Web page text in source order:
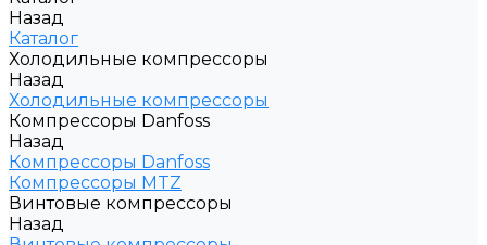
Назад
Каталог
Холодильные компрессоры
Назад
Холодильные компрессоры
Компрессоры Danfoss
Назад
Компрессоры Danfoss
Компрессоры MTZ
Винтовые компрессоры
Назад